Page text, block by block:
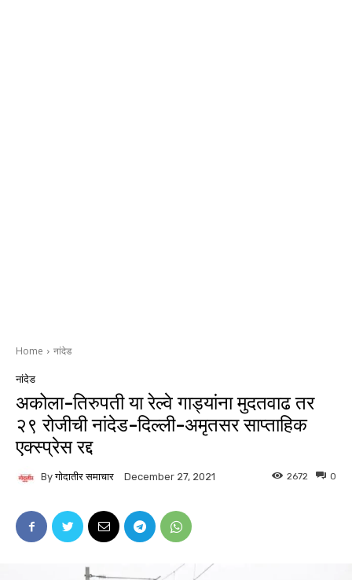
Home नांदेड
नांदेड
अकोला-तिरुपती या रेल्वे गाड्यांना मुदतवाढ तर
२९ रोजीची नांदेड-दिल्ली-अमृतसर साप्ताहिक
एक्स्प्रेस रद्द
By गोदातीर समाचार December 27, 2021 0
2672